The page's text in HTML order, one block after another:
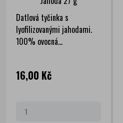
Datlová tyčinka s
lyofilizovanými jahodami.
100% ovocná...
Cena
16,00 Kč